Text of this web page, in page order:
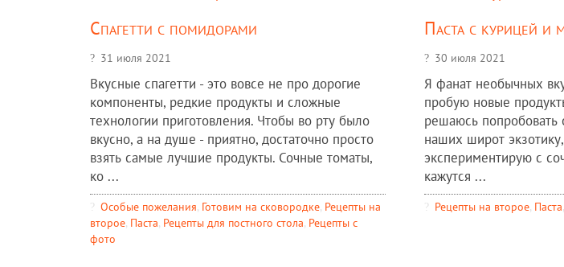
Спагетти с помидорами
31 июля 2021
Вкусные спагетти - это вовсе не про дорогие
компоненты, редкие продукты и сложные
технологии приготовления. Чтобы во рту было
вкусно, а на душе - приятно, достаточно просто
взять самые лучшие продукты. Сочные томаты,
ко ...
Особые пожелания, Готовим на сковородке, Рецепты на
второе, Паста, Рецепты для постного стола, Рецепты c
фото
Паста с курицей и
30 июля 2021
Я фанат необычных
пробую новые
решаюсь
наших широт
экспериментирую с
кажутся ...
Рецепты на второе, Паста,